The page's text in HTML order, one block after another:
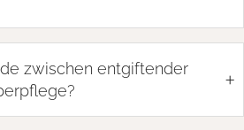
zwischen entgiftender
+